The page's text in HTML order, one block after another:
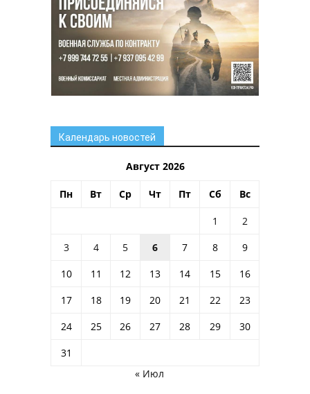
Календарь новостей
Август 2026
Пн Вт Ср Чт Пт Сб Вс
1
2
3
4 5 6 7 8
9
10
11 12 13 14 15
16
17
18 19 20 21 22
23
24
25 26 27 28 29
30
31
« Июл